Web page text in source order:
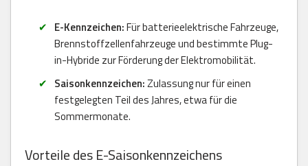
E-Kennzeichen:Für batterieelektrische Fahrzeuge,
Brennstoffzellenfahrzeuge und bestimmte Plug-
in-Hybride zur Förderung der Elektromobilität.
Saisonkennzeichen:Zulassung nur für einen
festgelegten Teil des Jahres, etwa für die
Sommermonate.
Vorteile des E-Saisonkennzeichens